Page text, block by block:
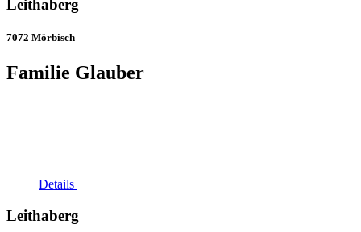
Leithaberg
7072 Mörbisch
Familie Glauber
Details
Leithaberg